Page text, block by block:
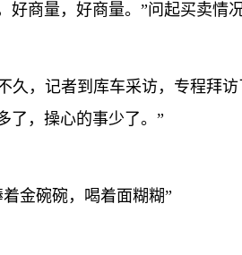
好商量，好商量。”问起买卖情
，记者到库车采访，专程拜访
了，操心的事少了。”
金碗碗，喝着面糊糊”